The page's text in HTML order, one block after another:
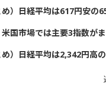
め）日経平均は617円安
米国市場では主要3指数
め）日経平均は2,342円